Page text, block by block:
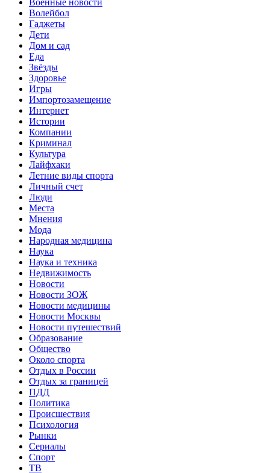
Волейбол
Гаджеты
Дети
Дом и сад
Еда
Звёзды
Здоровье
Игры
Импортозамещение
Интернет
Истории
Компании
Криминал
Культура
Лайфхаки
Летние виды спорта
Личный счет
Люди
Места
Мнения
Мода
Народная медицина
Наука
Наука и техника
Недвижимость
Новости
Новости ЗОЖ
Новости медицины
Новости Москвы
Новости путешествий
Образование
Общество
Около спорта
Отдых в России
Отдых за границей
ПДД
Политика
Происшествия
Психология
Рынки
Сериалы
Спорт
ТВ